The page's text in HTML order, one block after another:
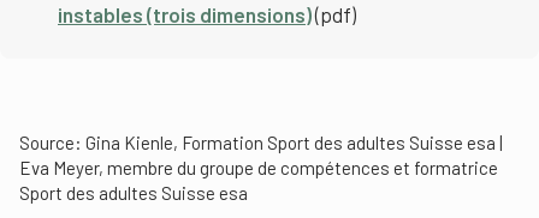
instables (trois dimensions)(pdf)
Source: Gina Kienle, Formation Sport des adultes Suisse esa |
Eva Meyer, membre du groupe de compétences et formatrice
Sport des adultes Suisse esa